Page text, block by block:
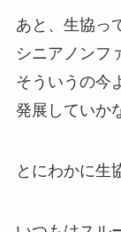
あと、生協っ
シニアノンフ
そういうの今
発展していか
とにわかに生